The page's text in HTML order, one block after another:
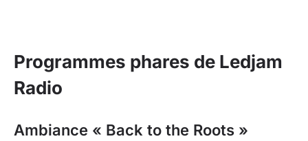
Programmes phares de Ledjam
Radio
Ambiance « Back to the Roots »